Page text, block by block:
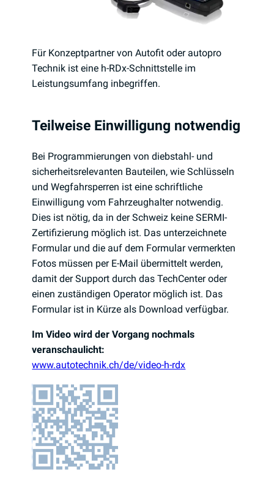
Für Konzeptpartner von Autofit oder autopro
Technik ist eine h-RDx-Schnittstelle im
Leistungsumfang inbegriffen.
Teilweise Einwilligung notwendig
Bei Programmierungen von diebstahl- und
sicherheitsrelevanten Bauteilen, wie Schlüsseln
und Wegfahrsperren ist eine schriftliche
Einwilligung vom Fahrzeughalter notwendig.
Dies ist nötig, da in der Schweiz keine SERMI-
Zertifizierung möglich ist. Das unterzeichnete
Formular und die auf dem Formular vermerkten
Fotos müssen per E-Mail übermittelt werden,
damit der Support durch das TechCenter oder
einen zuständigen Operator möglich ist. Das
Formular ist in Kürze als Download verfügbar.
Im Video wird der Vorgang nochmals
veranschaulicht:
www.autotechnik.ch/de/video-h-rdx